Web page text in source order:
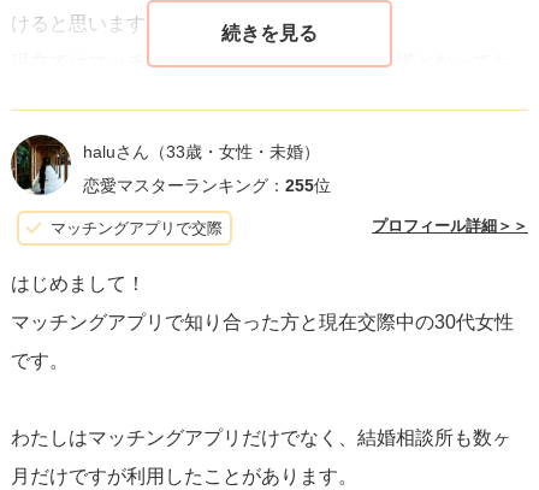
けると思います！
現在ではマッチングアプリも一つの出会いの場となってお
な出会いをお望みで沢山の人にとにかく出会いたいという
ことであればマッチングアプリもよいかもしれませんが、
「結婚を前提とした真面目なお付き合い」をお考えでした
思います。
haluさん （33歳・女性・未婚）
恋愛マスターランキング： 255位
マッチングアプリで交際 プロフィール詳細＞＞
はじめまして！
マッチングアプリで知り合った方と現在交際中の30代女性
です。
わたしはマッチングアプリだけでなく、結婚相談所も数ヶ
月だけですが利用したことがあります。